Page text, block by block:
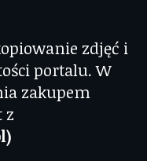
zdjęć i
portalu. W
zakupem
z